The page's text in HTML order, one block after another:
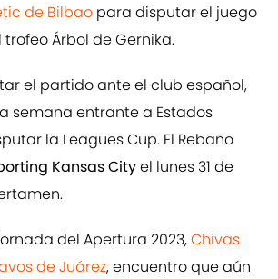
de Bilbao para disputar el juego
Árbol de Gernika.
el partido ante el club español,
semana entrante a Estados
la Leagues Cup. El Rebaño
Kansas Cityel lunes 31 de
del Apertura 2023,Chivas
de Juárez, encuentro que aún